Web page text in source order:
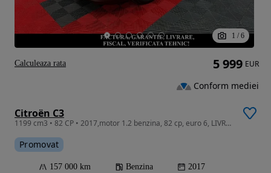
1 / 6
Citroën C3
1199 cm3 • 82 CP • 2017,motor 1.2 benzina, 82 cp, euro 6, LIVRARE GRATUITA,GARANTIE✅
Promovat
157 000 km Benzina 2017
5 999 EUR
Conform mediei
Calculeaza rata